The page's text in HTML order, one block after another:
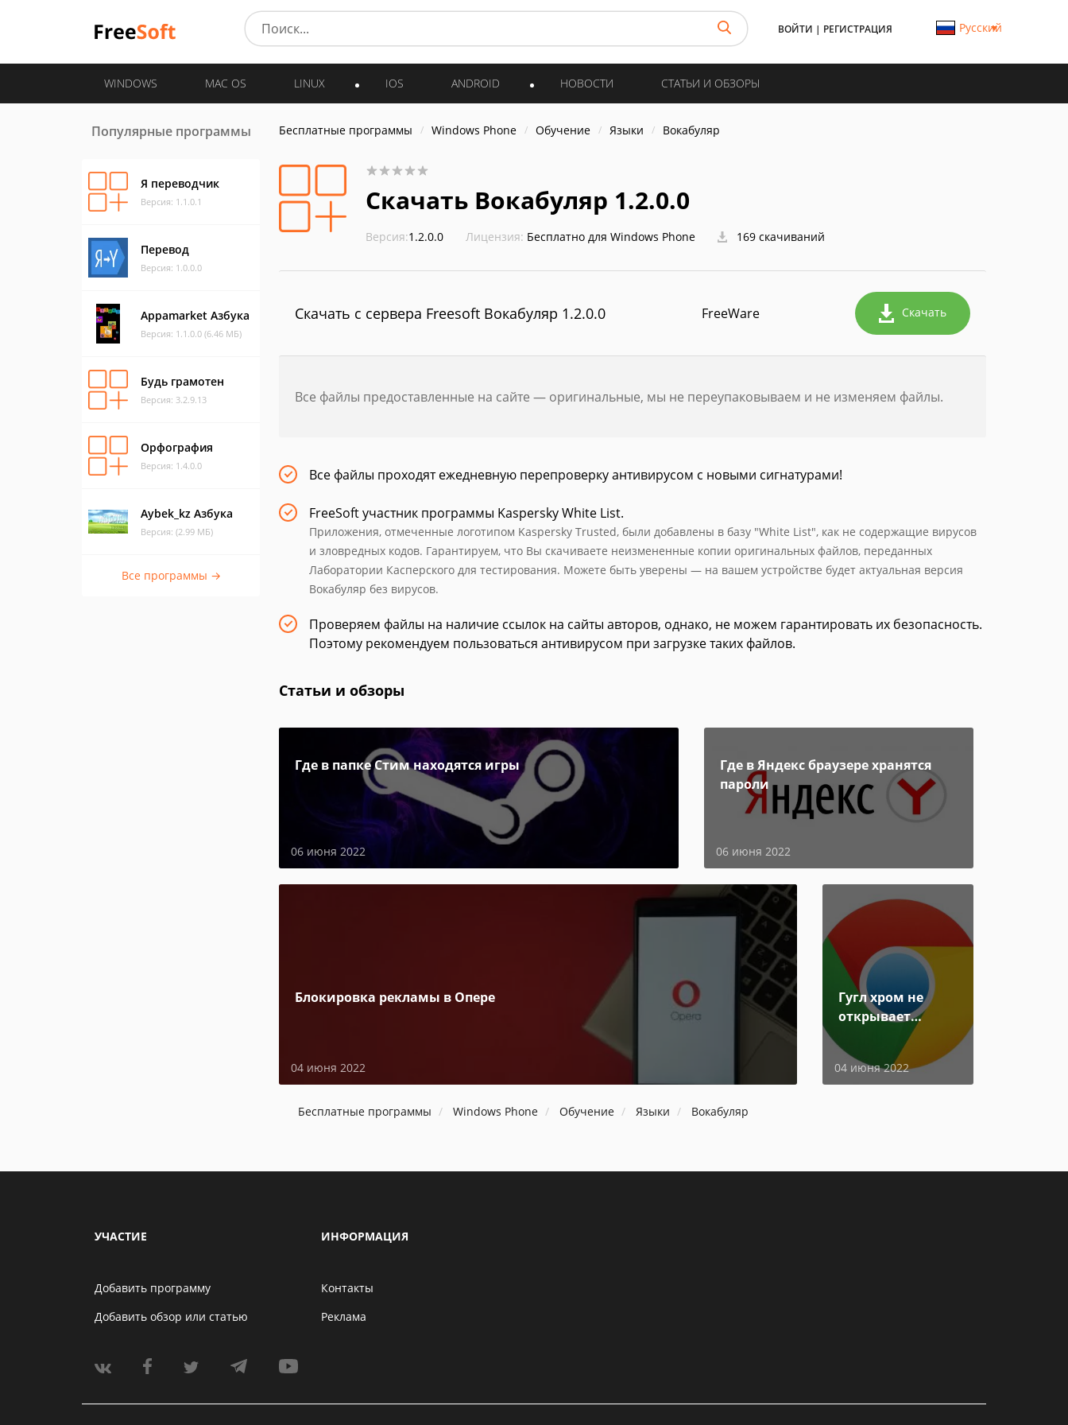
ВОЙТИ | РЕГИСТРАЦИЯ Русский
WINDOWS MAC OS LINUX IOS ANDROID НОВОСТИ СТАТЬИ И ОБЗОРЫ
Популярные программы
Я переводчик
Версия: 1.1.0.1
Перевод
Версия: 1.0.0.0
Appamarket Азбука
Версия: 1.1.0.0 (6.46 МБ)
Будь грамотен
Версия: 3.2.9.13
Орфография
Версия: 1.4.0.0
Aybek_kz Азбука
Версия: (2.99 МБ)
Все программы →
Бесплатные программы Windows Phone Обучение Языки Вокабуляр
Скачать Вокабуляр 1.2.0.0
Версия:1.2.0.0 Лицензия: Бесплатно для Windows Phone 169 скачиваний
Скачать с сервера Freesoft Вокабуляр 1.2.0.0 FreeWare Скачать
Все файлы предоставленные на сайте — оригинальные, мы не переупаковываем и не изменяем файлы.
Все файлы проходят ежедневную перепроверку антивирусом с новыми сигнатурами!
FreeSoft участник программы Kaspersky White List.
Приложения, отмеченные логотипом Kaspersky Trusted, были добавлены в базу "White List", как не содержащие вирусов
и зловредных кодов. Гарантируем, что Вы скачиваете неизмененные копии оригинальных файлов, переданных
Лаборатории Касперского для тестирования. Можете быть уверены — на вашем устройстве будет актуальная версия
Вокабуляр без вирусов.
Проверяем файлы на наличие ссылок на сайты авторов, однако, не можем гарантировать их безопасность.
Поэтому рекомендуем пользоваться антивирусом при загрузке таких файлов.
Статьи и обзоры
Где в папке Стим находятся игры
06 июня 2022
Где в Яндекс браузере хранятся
пароли
06 июня 2022
Блокировка рекламы в Опере
04 июня 2022
Гугл хром не
открывает
04 июня 2022
Бесплатные программы Windows Phone Обучение Языки Вокабуляр
УЧАСТИЕ
Добавить программу
Добавить обзор или статью
ИНФОРМАЦИЯ
Контакты
Реклама